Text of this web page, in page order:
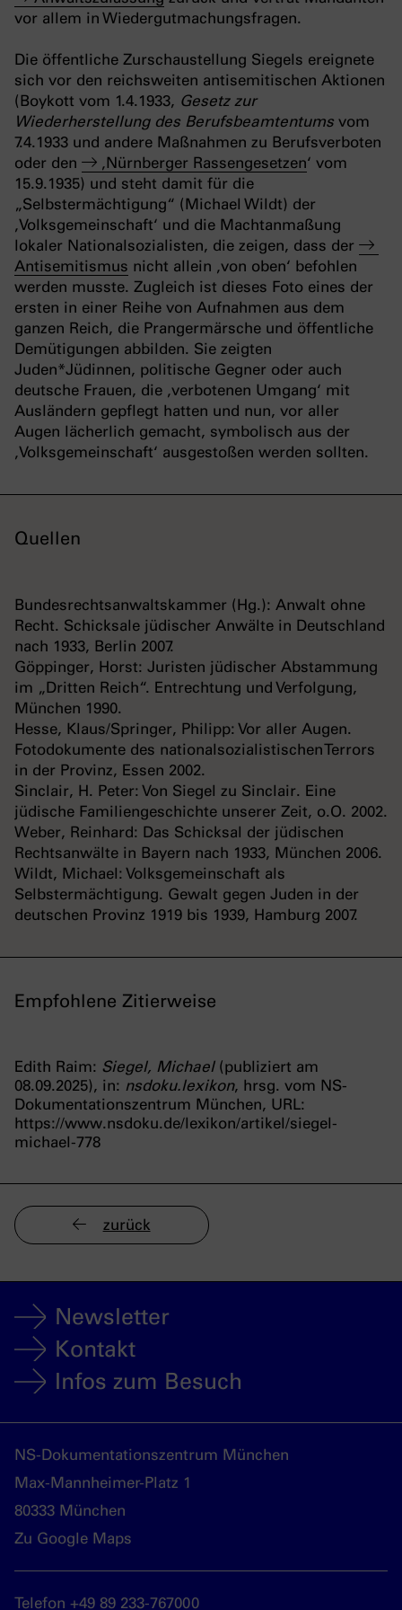
vor allem in Wiedergutmachungsfragen.
Die öffentliche Zurschaustellung Siegels ereignete
sich vor den reichsweiten antisemitischen Aktionen
(Boykott vom 1.4.1933, Gesetz zur
Wiederherstellung des Berufsbeamtentums vom
7.4.1933 und andere Maßnahmen zu Berufsverboten
oder den
‚Nürnberger Rassengesetzen‘ vom
15.9.1935) und steht damit für die
„Selbstermächtigung“ (Michael Wildt) der
‚Volksgemeinschaft‘ und die Machtanmaßung
lokaler Nationalsozialisten, die zeigen, dass der
Antisemitismus nicht allein ‚von oben‘ befohlen
werden musste. Zugleich ist dieses Foto eines der
ersten in einer Reihe von Aufnahmen aus dem
ganzen Reich, die Prangermärsche und öffentliche
Demütigungen abbilden. Sie zeigten
Juden*Jüdinnen, politische Gegner oder auch
deutsche Frauen, die ‚verbotenen Umgang‘ mit
Ausländern gepflegt hatten und nun, vor aller
Augen lächerlich gemacht, symbolisch aus der
‚Volksgemeinschaft‘ ausgestoßen werden sollten.
Quellen
Bundesrechtsanwaltskammer (Hg.): Anwalt ohne
Recht. Schicksale jüdischer Anwälte in Deutschland
nach 1933, Berlin 2007.
Göppinger, Horst: Juristen jüdischer Abstammung
im „Dritten Reich“. Entrechtung und Verfolgung,
München 1990.
Hesse, Klaus/Springer, Philipp: Vor aller Augen.
Fotodokumente des nationalsozialistischen Terrors
in der Provinz, Essen 2002.
Sinclair, H. Peter: Von Siegel zu Sinclair. Eine
jüdische Familiengeschichte unserer Zeit, o.O. 2002.
Weber, Reinhard: Das Schicksal der jüdischen
Rechtsanwälte in Bayern nach 1933, München 2006.
Wildt, Michael: Volksgemeinschaft als
Selbstermächtigung. Gewalt gegen Juden in der
deutschen Provinz 1919 bis 1939, Hamburg 2007.
Empfohlene Zitierweise
Edith Raim: Siegel, Michael(publiziert am
08.09.2025), in: nsdoku.lexikon, hrsg. vom NS-
Dokumentationszentrum München, URL:
https://www.nsdoku.de/lexikon/artikel/siegel-
michael-778
zurück
Newsletter
Kontakt
Infos zum Besuch
NS-Dokumentationszentrum München
Max-Mannheimer-Platz 1
80333 München
Zu Google Maps
Telefon +49 89 233-767000